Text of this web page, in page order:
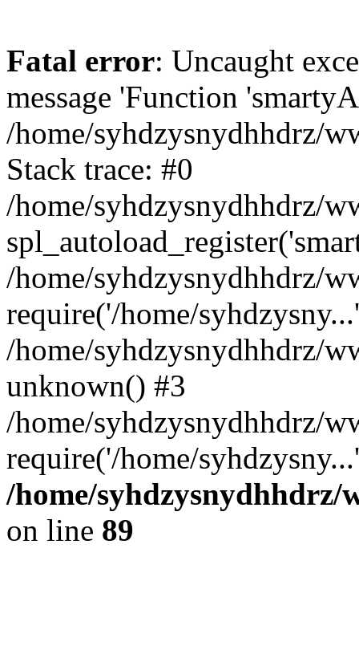
Fatal error: Uncaught
message 'Function
/home/syhdzysnydhhdrz/
Stack trace: #0
/home/syhdzysnydhhdrz/
/home/syhdzysnydhhdrz/
require('/home/
/home/syhdzysnydhhdrz/
unknown() #3
/home/syhdzysnydhhdrz/
require('/home/
/home/syhdzysnydhhdrz/
on line 89